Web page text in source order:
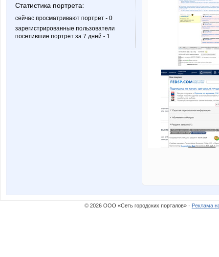
Статистика портрета:
сейчас просматривают портрет - 0
зарегистрированные пользователи
посетившие портрет за 7 дней - 1
© 2026 ООО «Сеть городских порталов» · Реклама